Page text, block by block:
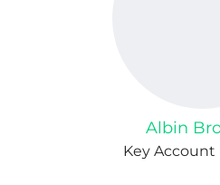
Albin
Key Account